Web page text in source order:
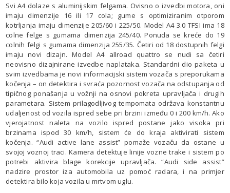
Svi A4 dolaze s aluminijskim felgama. Ovisno o izvedbi motora, oni
imaju dimenzije 16 ili 17 cola; gume s optimiziranim otporom
kotrljanja imaju dimenzije 205/60 i 225/50. Model A4 3.0 TFSI ima 18
colne felge s gumama dimenzija 245/40. Ponuda se kreće do 19
colnih felgi s gumama dimenzija 255/35. Četiri od 18 dostupnih felgi
imaju novi dizajn. Model A4 allroad quattro se nudi sa četiri
neovisno dizajnirane izvedbe naplataka. Standardni dio paketa u
svim izvedbama je novi informacijski sistem vozača s preporukama
kočenja – on detektira i svraća pozornost vozača na odstupanja od
tipičnog ponašanja u vožnji na osnovi pokreta upravljača i drugih
parametara. Sistem prilagodljivog tempomata održava konstantnu
udaljenost od vozila ispred sebe pri brzini između 0 i 200 km/h. Ako
vjerojatnost naleta na vozilo ispred postane jako visoka pri
brzinama ispod 30 km/h, sistem će do kraja aktivirati sistem
kočenja. “Audi active lane assist” pomaže vozaču da ostane u
svojoj voznoj traci. Kamera detektuje linije vozne trake i sistem po
potrebi aktivira blage korekcije upravljača. “Audi side assist”
nadzire prostor iza automobila uz pomoć radara, i na primjer
detektira bilo koja vozila u mrtvom uglu.